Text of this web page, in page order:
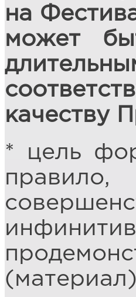
на
может
качеству
* цель
правило,